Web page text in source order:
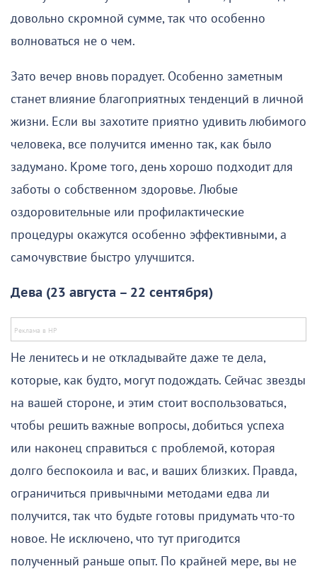
довольно скромной сумме, так что особенно
волноваться не о чем.
Зато вечер вновь порадует. Особенно заметным
станет влияние благоприятных тенденций в личной
жизни. Если вы захотите приятно удивить любимого
человека, все получится именно так, как было
задумано. Кроме того, день хорошо подходит для
заботы о собственном здоровье. Любые
оздоровительные или профилактические
процедуры окажутся особенно эффективными, а
самочувствие быстро улучшится.
Дева (23 августа – 22 сентября)
Не ленитесь и не откладывайте даже те дела,
которые, как будто, могут подождать. Сейчас звезды
на вашей стороне, и этим стоит воспользоваться,
чтобы решить важные вопросы, добиться успеха
или наконец справиться с проблемой, которая
долго беспокоила и вас, и ваших близких. Правда,
ограничиться привычными методами едва ли
получится, так что будьте готовы придумать что-то
новое. Не исключено, что тут пригодится
полученный раньше опыт. По крайней мере, вы не